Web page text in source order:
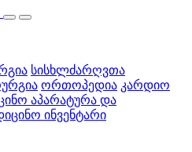
სისხლძარღვთა
ორთოპედია კარდიო
აპარატურა და
ინვენტარი